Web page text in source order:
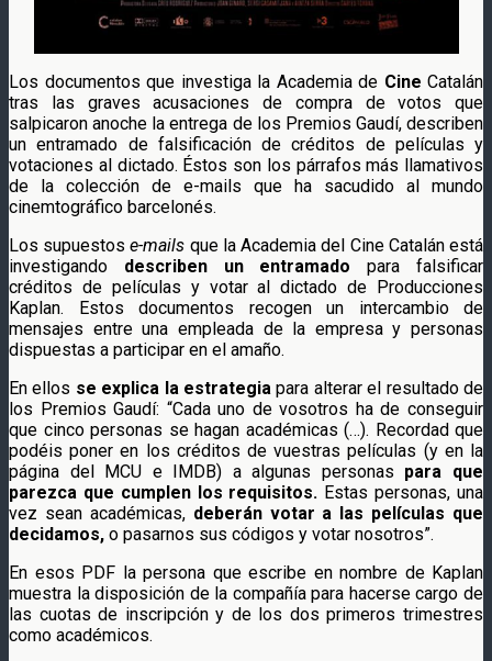
Los documentos que investiga la Academia de Cine Catalán
tras las graves acusaciones de compra de votos que
salpicaron anoche la entrega de los Premios Gaudí, describen
un entramado de falsificación de créditos de películas y
votaciones al dictado. Éstos son los párrafos más llamativos
de la colección de e-mails que ha sacudido al mundo
cinemtográfico barcelonés.
Los supuestose-mails que la Academia del Cine Catalán está
investigando describen un entramado para falsificar
créditos de películas y votar al dictado de Producciones
Kaplan. Estos documentos recogen un intercambio de
mensajes entre una empleada de la empresa y personas
dispuestas a participar en el amaño.
En ellos se explica la estrategia para alterar el resultado de
los Premios Gaudí: “Cada uno de vosotros ha de conseguir
que cinco personas se hagan académicas (…). Recordad que
podéis poner en los créditos de vuestras películas (y en la
página del MCU e IMDB) a algunas personas para que
parezca que cumplen los requisitos. Estas personas, una
vez sean académicas, deberán votar a las películas que
decidamos, o pasarnos sus códigos y votar nosotros”.
En esos PDF la persona que escribe en nombre de Kaplan
muestra la disposición de la compañía para hacerse cargo de
las cuotas de inscripción y de los dos primeros trimestres
como académicos.